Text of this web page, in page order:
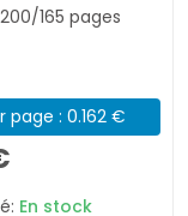
165 pages
page : 0.162 €
En stock